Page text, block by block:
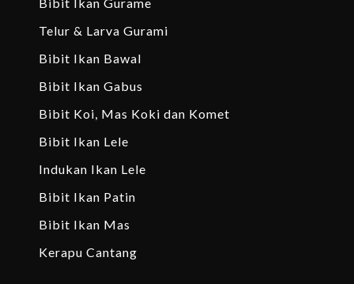
Telur & Larva Gurami
Bibit Ikan Bawal
Bibit Ikan Gabus
Bibit Koi, Mas Koki dan Komet
Bibit Ikan Lele
Indukan Ikan Lele
Bibit Ikan Patin
Bibit Ikan Mas
Kerapu Cantang